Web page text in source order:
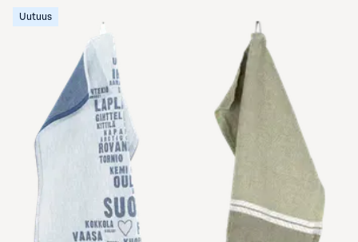
Uutuus